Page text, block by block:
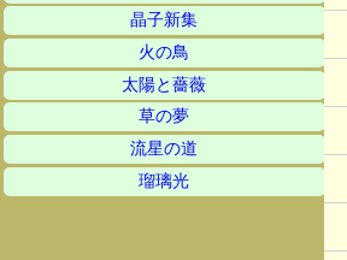
晶子新集
火の鳥
太陽と薔薇
草の夢
流星の道
瑠璃光